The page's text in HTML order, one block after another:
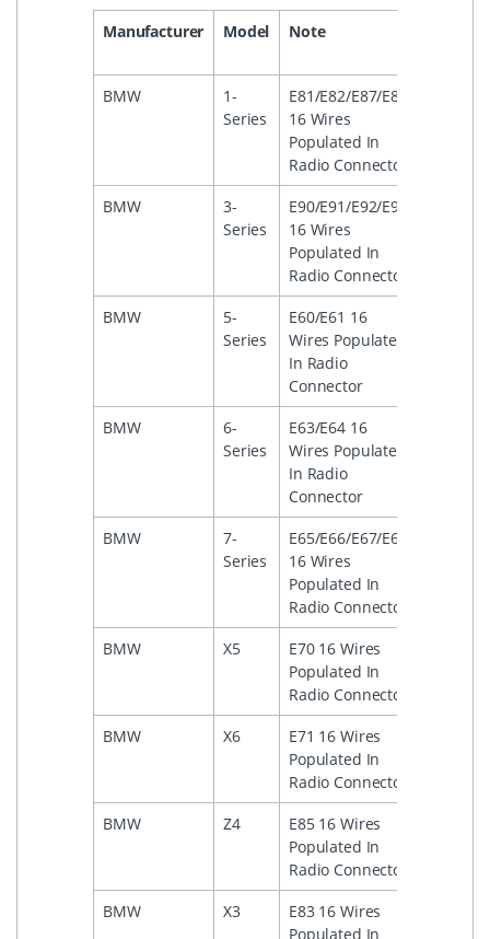
Manufacturer Model Note
BMW
1-
Series
E81/E82/E87/E88
16 Wires
Populated In
Radio Connector
BMW
3-
Series
E90/E91/E92/E93
16 Wires
Populated In
Radio Connector
BMW
5-
Series
E60/E61 16
Wires Populated
In Radio
Connector
BMW
6-
Series
E63/E64 16
Wires Populated
In Radio
Connector
BMW
7-
Series
E65/E66/E67/E68
16 Wires
Populated In
Radio Connector
BMW X5
E70 16 Wires
Populated In
Radio Connector
BMW X6
E71 16 Wires
Populated In
Radio Connector
BMW Z4
E85 16 Wires
Populated In
Radio Connector
BMW X3
E83 16 Wires
Populated In